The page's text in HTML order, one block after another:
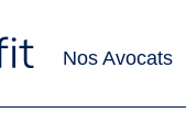
Nos Avocats